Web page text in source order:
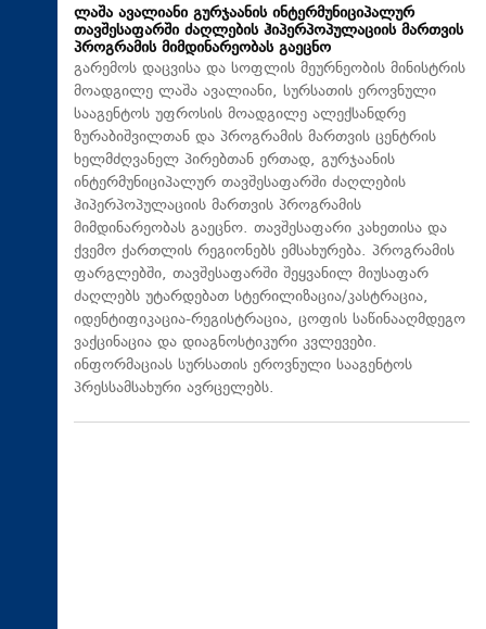
ლაშა ავალიანი გურჯაანის ინტერმუნიციპალურ
თავშესაფარში ძაღლების ჰიპერპოპულაციის მართვის
პროგრამის მიმდინარეობას გაეცნო
გარემოს დაცვისა და სოფლის მეურნეობის მინისტრის
მოადგილე ლაშა ავალიანი, სურსათის ეროვნული
სააგენტოს უფროსის მოადგილე ალექსანდრე
ზურაბიშვილთან და პროგრამის მართვის ცენტრის
ხელმძღვანელ პირებთან ერთად, გურჯაანის
ინტერმუნიციპალურ თავშესაფარში ძაღლების
ჰიპერპოპულაციის მართვის პროგრამის
მიმდინარეობას გაეცნო. თავშესაფარი კახეთისა და
ქვემო ქართლის რეგიონებს ემსახურება. პროგრამის
ფარგლებში, თავშესაფარში შეყვანილ მიუსაფარ
ძაღლებს უტარდებათ სტერილიზაცია/კასტრაცია,
იდენტიფიკაცია-რეგისტრაცია, ცოფის საწინააღმდეგო
ვაქცინაცია და დიაგნოსტიკური კვლევები.
ინფორმაციას სურსათის ეროვნული სააგენტოს
პრესსამსახური ავრცელებს.